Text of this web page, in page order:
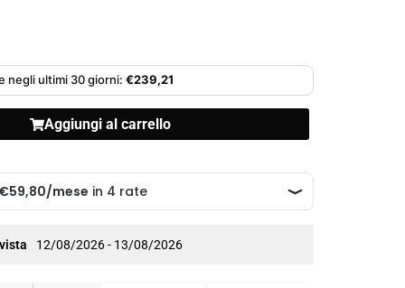
negli ultimi 30 giorni: €239,21
Aggiungi al carrello
12/08/2026 - 13/08/2026